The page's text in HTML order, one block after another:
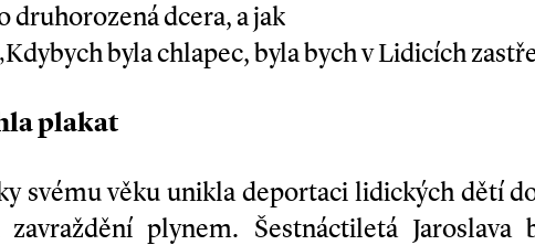
druhorozená dcera, a jak
byla chlapec, byla bych v Lidicích
plakat
svému věku unikla deportaci lidických dětí
plynem. Šestnáctiletá Jaroslava